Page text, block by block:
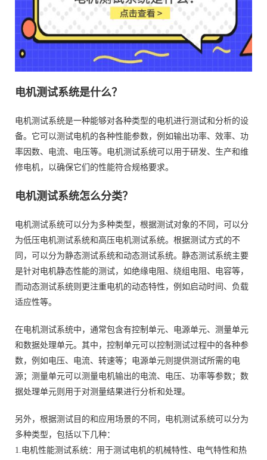
电机测试系统是什么？
电机测试系统是一种能够对各种类型的电机进行测试和分析的设
备。它可以测试电机的各种性能参数，例如输出功率、效率、功
率因数、电流、电压等。电机测试系统可以用于研发、生产和维
修电机，以确保它们的性能符合规格要求。
电机测试系统怎么分类？
电机测试系统可以分为多种类型，根据测试对象的不同，可以分
为低压电机测试系统和高压电机测试系统。根据测试方式的不
同，可以分为静态测试系统和动态测试系统。静态测试系统主要
是针对电机静态性能的测试，如绝缘电阻、绕组电阻、电容等，
而动态测试系统则更注重电机的动态特性，例如启动时间、负载
适应性等。
在电机测试系统中，通常包含有控制单元、电源单元、测量单元
和数据处理单元。其中，控制单元可以控制测试过程中的各种参
数，例如电压、电流、转速等；电源单元则提供测试所需的电
源；测量单元可以测量电机输出的电流、电压、功率等参数；数
据处理单元则用于对测量结果进行分析和处理。
另外，根据测试目的和应用场景的不同，电机测试系统可以分为
多种类型，包括以下几种：
1.电机性能测试系统：用于测试电机的机械特性、电气特性和热